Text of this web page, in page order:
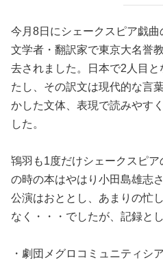
今月8日にシェークスピア戯
文学者・翻訳家で東京大名誉
去されました。日本で2人目
たし、その訳文は現代的な言
かした文体、表現で読みやす
した。
鴇羽も1度だけシェークスピ
の時の本はやはり小田島雄志
公演はおととし、あまりの忙
なく・・・でしたが、記録と
・劇団メグロコミュニティシ